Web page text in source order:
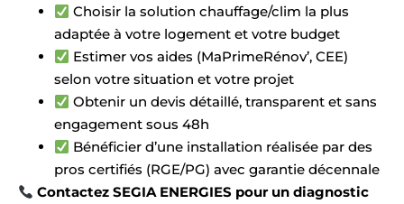
Choisir la solution chauffage/clim la plus
adaptée à votre logement et votre budget
Estimer vos aides (MaPrimeRénov’, CEE)
selon votre situation et votre projet
Obtenir un devis détaillé, transparent et sans
engagement sous 48h
Bénéficier d’une installation réalisée par des
pros certifiés (RGE/PG) avec garantie décennale
Contactez SEGIA ENERGIES pour un diagnostic